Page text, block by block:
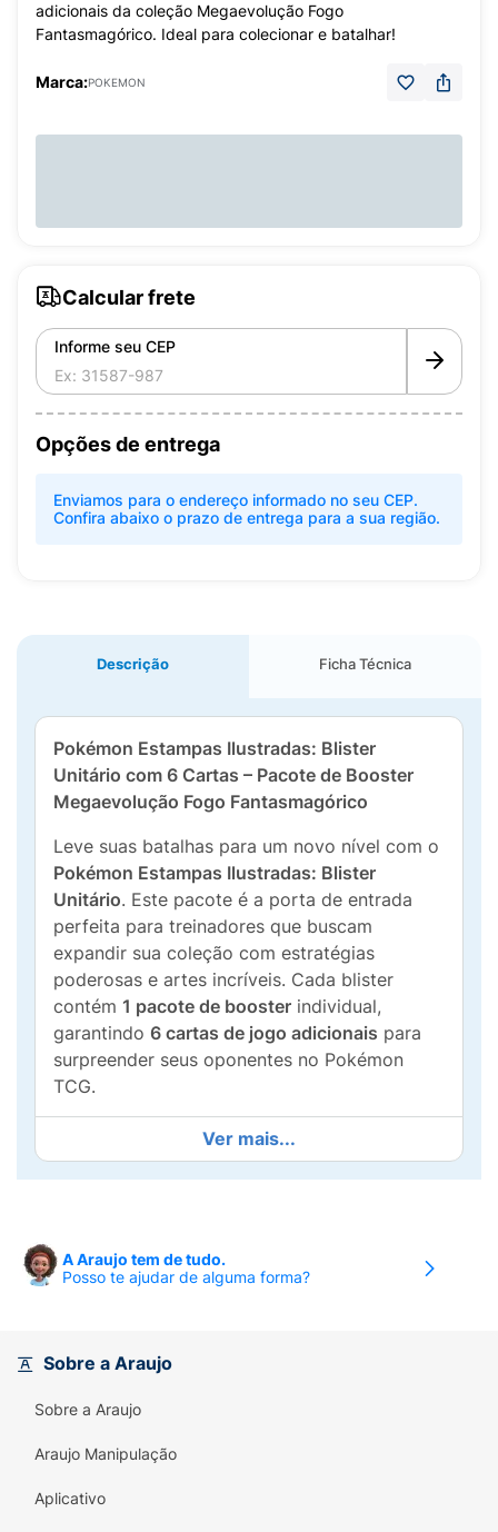
adicionais da coleção Megaevolução Fogo
Fantasmagórico. Ideal para colecionar e batalhar!
Marca:POKEMON
Calcular frete
Informe seu CEP
Opções de entrega
Enviamos para o endereço informado no seu CEP.
Confira abaixo o prazo de entrega para a sua região.
Descrição Ficha Técnica
Pokémon Estampas Ilustradas: Blister
Unitário com 6 Cartas – Pacote de Booster
Megaevolução Fogo Fantasmagórico
Leve suas batalhas para um novo nível com o
Pokémon Estampas Ilustradas: Blister
Unitário. Este pacote é a porta de entrada
perfeita para treinadores que buscam
expandir sua coleção com estratégias
poderosas e artes incríveis. Cada blister
contém 1 pacote de booster individual,
garantindo 6 cartas de jogo adicionais para
surpreender seus oponentes no Pokémon
TCG.
Esta edição destaca a temática
Megaevolução: Fogo Fantasmagórico,
trazendo cartas que podem mudar o rumo de
anos e colecionadores de todas as idades,
este produto oficial é essencial para quem
booster oficial com artes inspiradas na
Ver mais...
A Araujo tem de tudo.
Posso te ajudar de alguma forma?
Sobre a Araujo
Sobre a Araujo
Araujo Manipulação
Aplicativo